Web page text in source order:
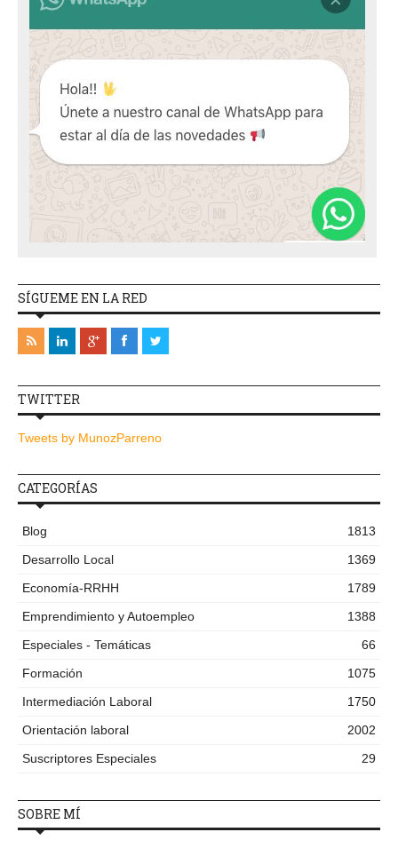
SÍGUEME EN LA RED
TWITTER
Tweets by MunozParreno
CATEGORÍAS
Blog
1813
Desarrollo Local
1369
Economía-RRHH
1789
Emprendimiento y Autoempleo
1388
Especiales - Temáticas
66
Formación
1075
Intermediación Laboral
1750
Orientación laboral
2002
Suscriptores Especiales
29
SOBRE MÍ